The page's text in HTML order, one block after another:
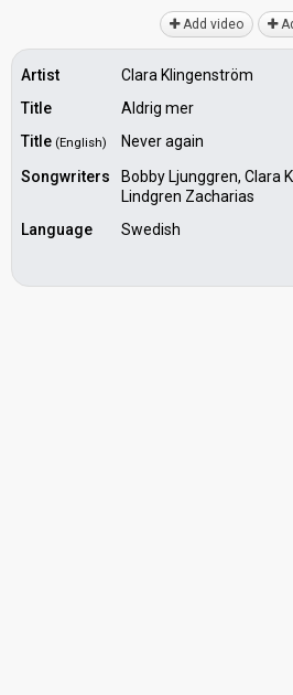
Add video
Artist
Clara Klingenström
Title
Aldrig mer
Title (English)
Never again
Songwriters
Bobby Ljunggren, Clara
Lindgren Zacharias
Language
Swedish